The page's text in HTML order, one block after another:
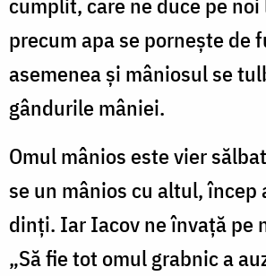
precum apa se porneşte de
asemenea şi mâniosul se
gândurile mâniei.
Omul mânios este vier
se un mânios cu altul, încep
dinţi. Iar Iacov ne învaţă pe
„Să fie tot omul grabnic a